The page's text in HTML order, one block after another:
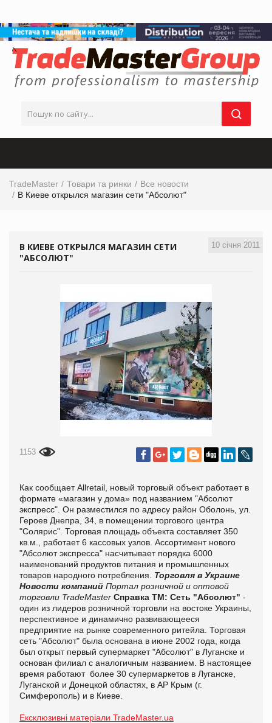
TradeMaster Товари та ринки
Все новости
В Киеве открылся магазин сети "Абсолют"
10 січня 2011
В КИЕВЕ ОТКРЫЛСЯ МАГАЗИН СЕТИ
"АБСОЛЮТ"
1153
Как сообщаетАllretail, новый торговый объект работает в
формате «магазин у дома» под названием "Абсолют
экспресс". Он разместился по адресу район Оболонь, ул.
Героев Днепра, 34, в помещении торгового центра
"Солярис". Торговая площадь объекта составляет 350
кв.м., работает 6 кассовых узлов. Ассортимент нового
"Абсолют экспресса" насчитывает порядка 6000
наименований продуктов питания и промышленных
товаров народного потребления. Торговля в Украине
Новости компаний Портал розничной и оптовой
торговли TradeMaster Справка ТМ: Сеть "Абсолют" -
один из лидеров розничной торговли на востоке Украины,
перспективное и динамично развивающееся
предприятие на рынке современного ритейла. Торговая
сеть "Абсолют" была основана в июне 2002 года, когда
был открыт первый супермаркет "Абсолют" в Луганске и
основан филиал с аналогичным названием. В настоящее
время работают более 30 супермаркетов в Луганске,
Луганской и Донецкой областях, в АР Крым (г.
Симферополь) и в Киеве
Ексклюзивні матеріали TradeMaster.ua